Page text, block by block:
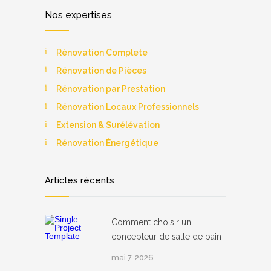
Nos expertises
Rénovation Complete
Rénovation de Pièces
Rénovation par Prestation
Rénovation Locaux Professionnels
Extension & Surélévation
Rénovation Énergétique
Articles récents
Comment choisir un
concepteur de salle de bain
mai 7, 2026